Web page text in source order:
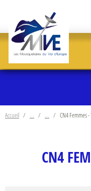
Accueil CN4 Femmes
CN4